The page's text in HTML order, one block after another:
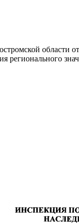
области
регионального